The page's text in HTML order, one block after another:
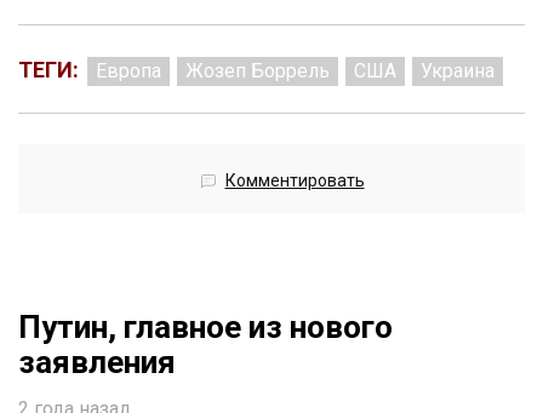
ТЕГИ: Европа Жозеп Боррель США Украина
Комментировать
Путин, главное из нового
заявления